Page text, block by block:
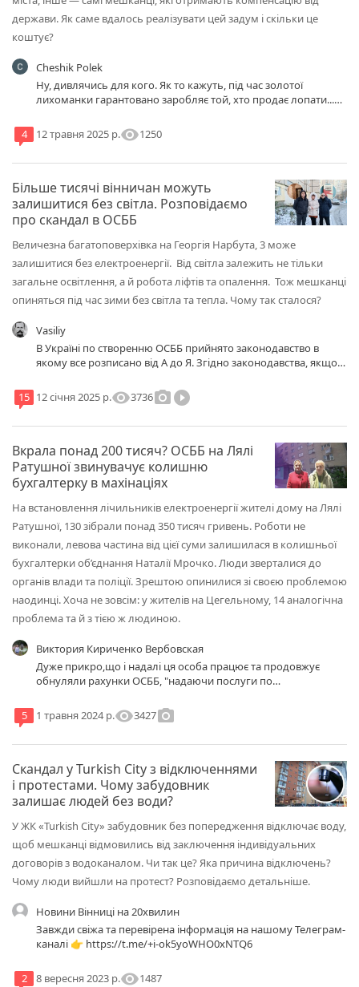
держави. Як саме вдалось реалізувати цей задум і скільки це
коштує?
Cheshik Polek
Ну, дивлячись для кого. Як то кажуть, під час золотої
лихоманки гарантовано заробляє той, хто продає лопати...
4
12 травня 2025 р.visibility1250
Більше тисячі вінничан можуть
залишитися без світла. Розповідаємо
про скандал в ОСББ
Величезна багатоповерхівка на Георгія Нарбута, 3 може
залишитися без електроенергії. Від світла залежить не тільки
загальне освітлення, а й робота ліфтів та опалення. Тож мешканці
опиняться під час зими без світла та тепла. Чому так сталося?
Vasiliy
В Україні по створенню ОСББ прийнято законодавство в
якому все розписано від А до Я. Згідно законодавства, якщо в
ОСББ, то за рахунок місцевого бюджету, його спочатку
мають капітально відремонтувати (покрівлі, внутрішньо
власниками будинку та прибудинкової території і мають
колективно розпоряджатись коштами. А пільговики є як в
старих так і в нових будинках і держава за них кошти ОСББ
відшкодовує.
15 12 січня 2025 р.visibility3736photo_cameraplay_circle_filled
Вкрала понад 200 тисяч? ОСББ на Лялі
Ратушної звинувачує колишню
бухгалтерку в махінаціях
На встановлення лічильників електроенергії жителі дому на Лялі
Ратушної, 130 зібрали понад 350 тисяч гривень. Роботи не
виконали, левова частина від цієї суми залишилася в колишньої
бухгалтерки об’єднання Наталії Мрочко. Люди зверталися до
органів влади та поліції. Зрештою опинилися зі своєю проблемою
наодинці. Хоча не зовсім: у жителів на Цегельному, 14 аналогічна
проблема та й з тією ж людиною.
Виктория Кириченко Вербовская
Дуже прикро,що і надалі ця особа працює та продовжує
обнуляли рахунки ОСББ, "надаючи послуги по
напевно по свому збагаченню, за рахунок довірливих
співвласників.І обирають її послуги співвласники
такими проблемами вірять до останнього.Зазвичай,серед
мешканців,дуже малий %,цікавиться діяльністю ОСББ.Але
рано чи пізно терпець вривається,люди хочуть щось змінити
і залишаються без грошей і з купою проблем,завдяки таким
аферисткам.
5 1 травня 2024 р.visibility3427photo_camera
Скандал у Turkish City з відключеннями
і протестами. Чому забудовник
залишає людей без води?
У ЖК «Turkish City» забудовник без попередження відключає воду,
щоб мешканці відмовились від заключення індивідуальних
договорів з водоканалом. Чи так це? Яка причина відключень?
Чому люди вийшли на протест? Розповідаємо детальніше.
Новини Вінниці на 20хвилин
Завжди свіжа та перевірена інформація на нашому Телеграм-
каналі 👉 https://t.me/+i-ok5yoWHO0xNTQ6
2 8 вересня 2023 р.visibility1487